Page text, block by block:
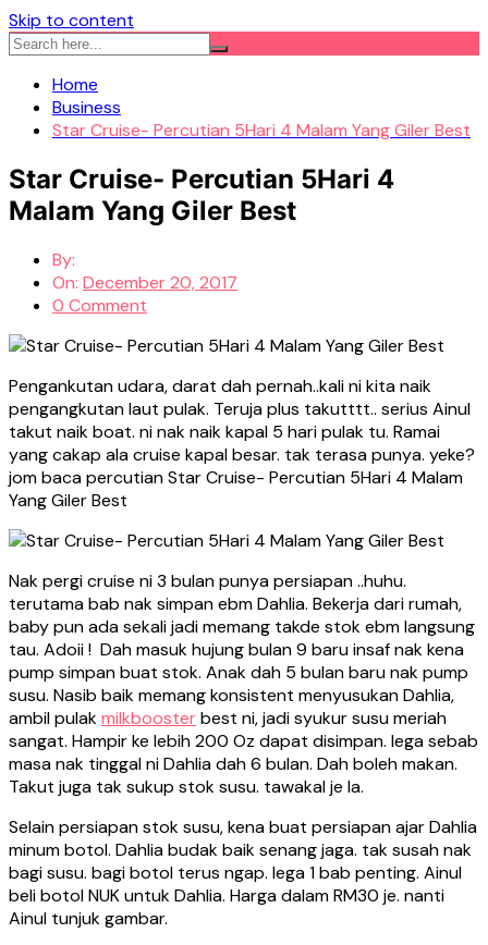
Skip to content
Home
Business
Star Cruise- Percutian 5Hari 4 Malam Yang Giler Best
Star Cruise- Percutian 5Hari 4
Malam Yang Giler Best
By:
On: December 20, 2017
0 Comment
Pengankutan udara, darat dah pernah..kali ni kita naik
pengangkutan laut pulak. Teruja plus takutttt.. serius Ainul
takut naik boat. ni nak naik kapal 5 hari pulak tu. Ramai
yang cakap ala cruise kapal besar. tak terasa punya. yeke?
jom baca percutian Star Cruise- Percutian 5Hari 4 Malam
Yang Giler Best
Nak pergi cruise ni 3 bulan punya persiapan ..huhu.
terutama bab nak simpan ebm Dahlia. Bekerja dari rumah,
baby pun ada sekali jadi memang takde stok ebm langsung
tau. Adoii ! Dah masuk hujung bulan 9 baru insaf nak kena
pump simpan buat stok. Anak dah 5 bulan baru nak pump
susu. Nasib baik memang konsistent menyusukan Dahlia,
ambil pulakmilkboosterbest ni, jadi syukur susu meriah
sangat. Hampir ke lebih 200 Oz dapat disimpan. lega sebab
masa nak tinggal ni Dahlia dah 6 bulan. Dah boleh makan.
Takut juga tak sukup stok susu. tawakal je la.
Selain persiapan stok susu, kena buat persiapan ajar Dahlia
minum botol. Dahlia budak baik senang jaga. tak susah nak
bagi susu. bagi botol terus ngap. lega 1 bab penting. Ainul
beli botol NUK untuk Dahlia. Harga dalam RM30 je. nanti
Ainul tunjuk gambar.